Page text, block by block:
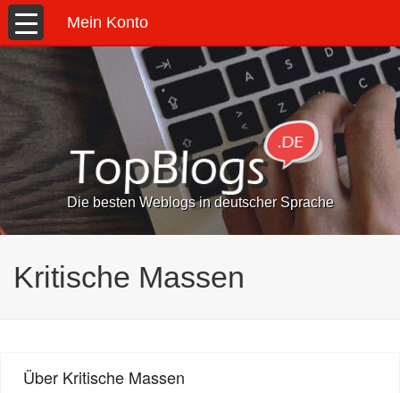
Mein Konto
Die besten Weblogs in deutscher Sprache
Kritische Massen
Über Kritische Massen